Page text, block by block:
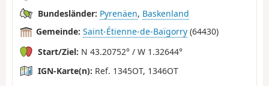
Bundesländer: Pyrenäen, Baskenland
Gemeinde: Saint-Étienne-de-Baïgorry (64430)
Start/Ziel: N 43.20752° / W 1.32644°
IGN-Karte(n): Ref. 1345OT, 1346OT